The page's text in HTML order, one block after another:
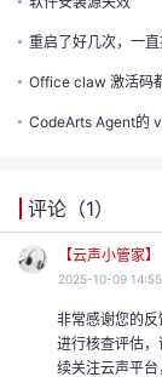
者
的
课
我
的
我
持
的
术
我
云
重启了好几次，一直
Office claw 激活码
CodeArts Agent的
评论（1）
【云声小管家】
2025-10-09
非常感谢您的
进行核查评估
续关注云声平台